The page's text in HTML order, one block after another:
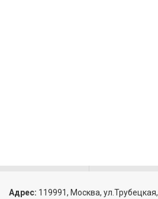
Адрес: 119991, Москва, ул.Трубецкая,